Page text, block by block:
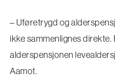
– Uføretrygd og
ikke sammenlignes
alderspensjonen
Aamot.